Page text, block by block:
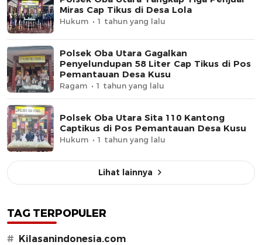
Miras Cap Tikus di Desa Lola
Hukum 1 tahun yang lalu
Polsek Oba Utara Gagalkan
Penyelundupan 58 Liter Cap Tikus di Pos
Pemantauan Desa Kusu
Ragam 1 tahun yang lalu
Polsek Oba Utara Sita 110 Kantong
Captikus di Pos Pemantauan Desa Kusu
Hukum 1 tahun yang lalu
Lihat lainnya
TAG TERPOPULER
# Kilasanindonesia.com